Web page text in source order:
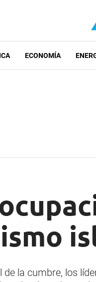
ECONOMÍA
la cumbre, los